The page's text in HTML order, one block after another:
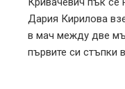
Дария Кирилова
в мач между две
първите си стъпки